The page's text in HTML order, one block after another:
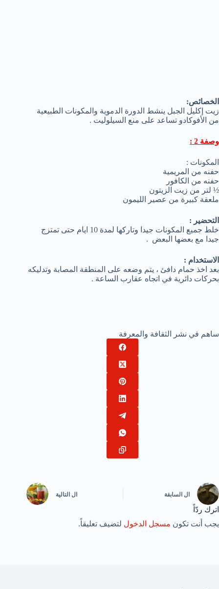
الخصائص:
زيت إكليل الجبل ينشط الدورة الدموية والمكونات الطبيعية
من الأفوكادو تساعد على منع السيلوليت .
وصفة 2 :
المكونات :
حفنه من المريمية
حفنه من الكافور
½ لتر من زيت الزيتون
ملعقة كبيرة من عصير الليمون
التحضير :
خلط جميع المكونات جيدا وتاركها لمدة 10 ايام حتى تمتزج
جيدا مع بعضها البعض .
الاستخدام :
بعد اخذ حمام دافئ ، يتم وضعه على المنطقة المصابة وتدليكه
بحركات دائرية في اتجاه عقارب الساعة .
ساهم في نشر الثقافة والمعرفة
ال السابقة ال التالية
اترك ردّاً
يجب أنت تكون مسجل الدخول لتضيف تعليقاً.